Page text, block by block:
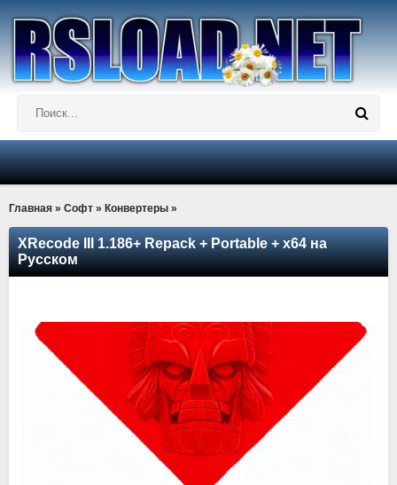
Главная » Софт » Конвертеры »
XRecode III 1.186+ Repack + Portable + x64 на
Русском